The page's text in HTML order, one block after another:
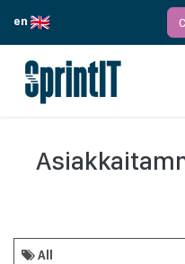
en
All